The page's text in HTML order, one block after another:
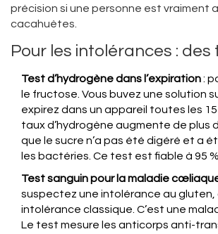
précision si une personne est vraiment
cacahuètes.
Pour les intolérances : des
Test d’hydrogène dans l’expiration:
le fructose. Vous buvez une solution
expirez dans un appareil toutes les
taux d’hydrogène augmente de plus
que le sucre n’a pas été digéré et a
les bactéries. Ce test est fiable à 95
Test sanguin pour la maladie
suspectez une intolérance au gluten,
intolérance classique. C’est une
Le test mesure les anticorps anti-